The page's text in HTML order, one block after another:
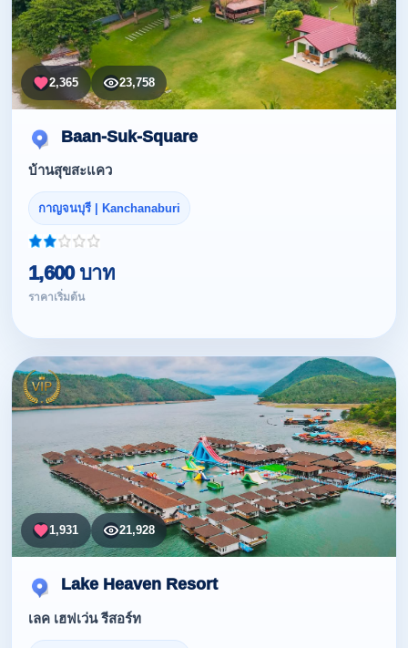
2,365 23,758
Baan-Suk-Square
บ้านสุขสะแคว
กาญจนบุรี | Kanchanaburi
1,600 บาท
ราคาเริ่มต้น
1,931 21,928
Lake Heaven Resort
เลค เฮฟเว่น รีสอร์ท